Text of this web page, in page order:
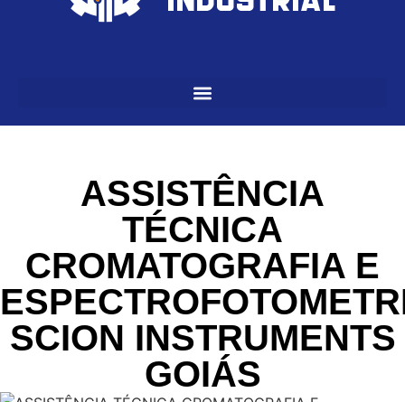
ASSISTÊNCIA
TÉCNICA
CROMATOGRAFIA E
SCION INSTRUMENTS
GOIÁS